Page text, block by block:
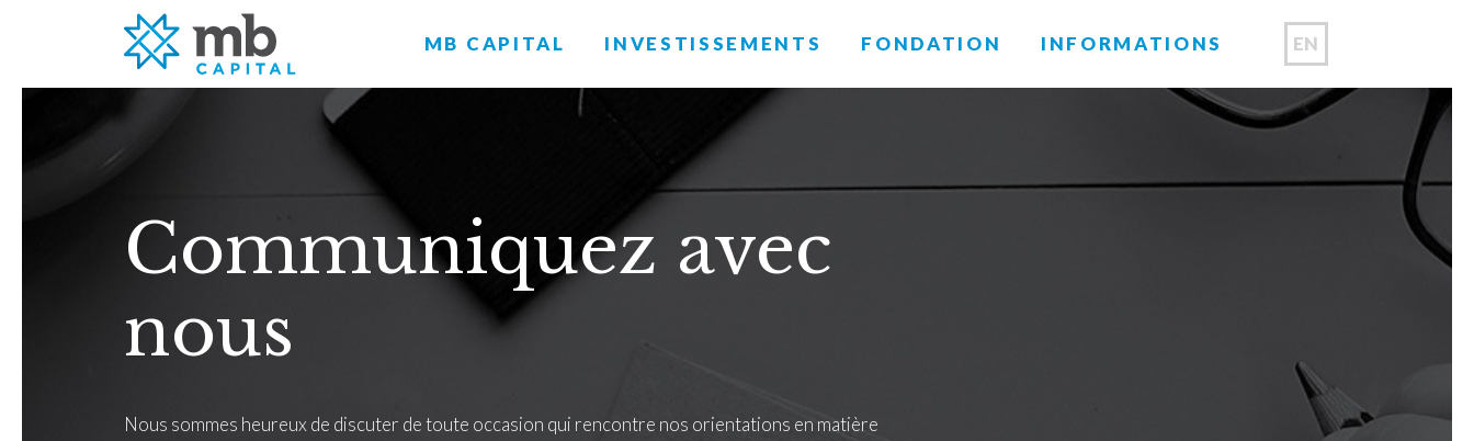
EN
MB CAPITAL INVESTISSEMENTS FONDATION INFORMATIONS
Communiquez avec
nous
Nous sommes heureux de discuter de toute occasion qui rencontre nos orientations en matière